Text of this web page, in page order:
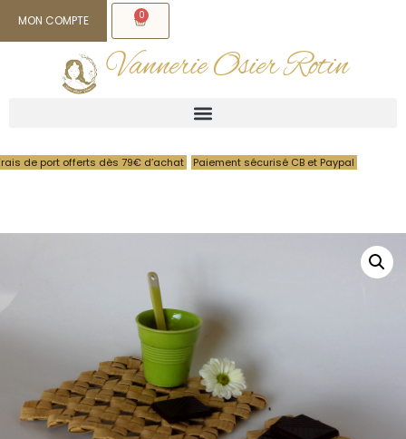
MON COMPTE 0
Vannerie Osier Rotin
de port offerts dès 79€ d’achat Paiement sécurisé CB et Paypal